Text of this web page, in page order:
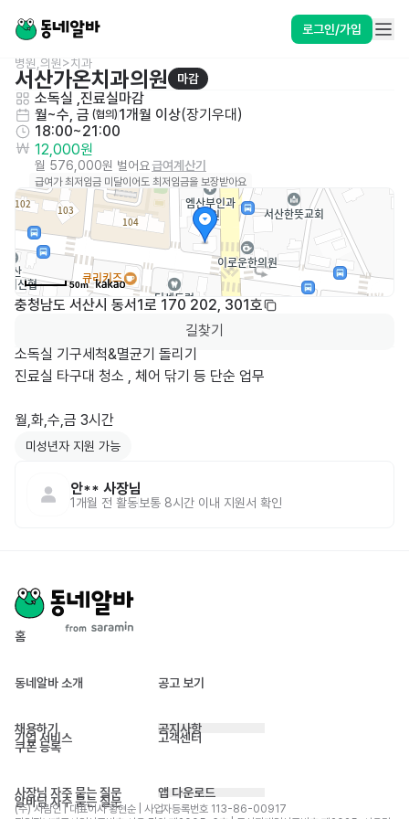
로그인/가입
병원,의원>치과
서산가온치과의원 마감
소독실 ,진료실마감
월~수, 금 (협의) 1개월 이상(장기우대 )
18:00~21:00
12,000원
월 576,000원 벌어요급여계산기
급여가 최저임금 미달이어도 최저임금을 보장받아요
50m
충청남도 서산시 동서1로 170 202, 301호
길찾기
소독실 기구세척&멸균기 돌리기
진료실 타구대 청소 , 체어 닦기 등 단순 업무
월,화,수,금 3시간
미성년자 지원 가능
안** 사장님
1개월 전 활동보통 8시간 이내 지원서 확인
홈
동네알바 소개 공고 보기
채용하기
기업 서비스
쿠폰 등록
공지사항
고객센터
사장님 자주 묻는 질문
알바님 자주 묻는 질문
앱 다운로드
(주) 사람인 | 대표이사 황현순 | 사업자등록번호 113-86-00917